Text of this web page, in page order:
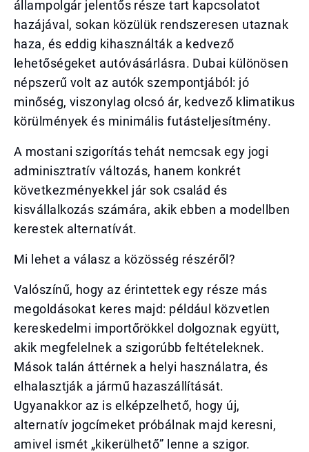
állampolgár jelentős része tart kapcsolatot
hazájával, sokan közülük rendszeresen utaznak
haza, és eddig kihasználták a kedvező
lehetőségeket autóvásárlásra. Dubai különösen
népszerű volt az autók szempontjából: jó
minőség, viszonylag olcsó ár, kedvező klimatikus
körülmények és minimális futásteljesítmény.
A mostani szigorítás tehát nemcsak egy jogi
adminisztratív változás, hanem konkrét
következményekkel jár sok család és
kisvállalkozás számára, akik ebben a modellben
kerestek alternatívát.
Mi lehet a válasz a közösség részéről?
Valószínű, hogy az érintettek egy része más
megoldásokat keres majd: például közvetlen
kereskedelmi importőrökkel dolgoznak együtt,
akik megfelelnek a szigorúbb feltételeknek.
Mások talán áttérnek a helyi használatra, és
elhalasztják a jármű hazaszállítását.
Ugyanakkor az is elképzelhető, hogy új,
alternatív jogcímeket próbálnak majd keresni,
amivel ismét „kikerülhető” lenne a szigor.